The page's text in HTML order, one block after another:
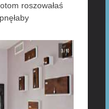
roszowałaś